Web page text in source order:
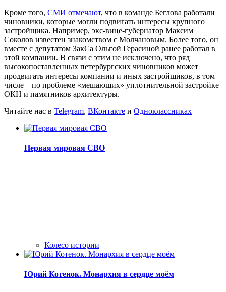
Кроме того, СМИ отмечают, что в команде Беглова работали
чиновники, которые могли подвигать интересы крупного
застройщика. Например, экс-вице-губернатор Максим
Соколов известен знакомством с Молчановым. Более того, он
вместе с депутатом ЗакСа Ольгой Герасиной ранее работал в
этой компании. В связи с этим не исключено, что ряд
высокопоставленных петербургских чиновников может
продвигать интересы компании и иных застройщиков, в том
числе – по проблеме «мешающих» уплотнительной застройке
ОКН и памятников архитектуры.
Читайте нас в Telegram, ВКонтакте и Одноклассниках
Первая мировая СВО
Колесо истории
Юрий Котенок. Монархия в сердце моём